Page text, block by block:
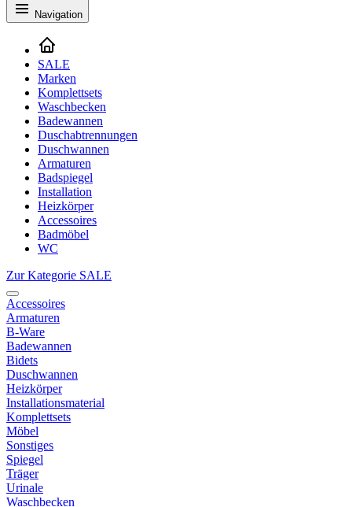
Navigation
SALE
Marken
Komplettsets
Waschbecken
Badewannen
Duschabtrennungen
Duschwannen
Armaturen
Badspiegel
Installation
Heizkörper
Accessoires
Badmöbel
WC
Zur Kategorie SALE
Accessoires
Armaturen
B-Ware
Badewannen
Bidets
Duschwannen
Heizkörper
Installationsmaterial
Komplettsets
Möbel
Sonstiges
Spiegel
Träger
Urinale
Waschbecken